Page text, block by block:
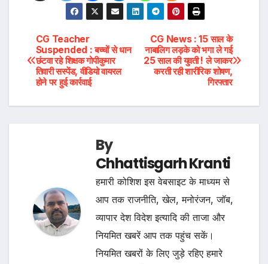
Post
navigation
CG News : 15 साल के
नाबालिग लड़के को भगा ले गई
25 साल की युवती ! ले जाकर
करती रही शारीरिक शोषण,
गिरफ्तार
CG Teacher
Suspended : बच्चों से धान
छंटवा रहे शिक्षक गोपीकुमार
तिवारी सस्पेंड, वीडियो वायरल
होने पर हुई कार्रवाई
By
Chhattisgarh Kranti
हमारी कोशिश इस वेबसाइट के माध्यम से
आप तक राजनीति, खेल, मनोरंजन, जॉब,
व्यापार देश विदेश इत्यादि की ताजा और
नियमित खबरें आप तक पहुंच सकें।
नियमित खबरों के लिए जुड़े रहिए हमारे